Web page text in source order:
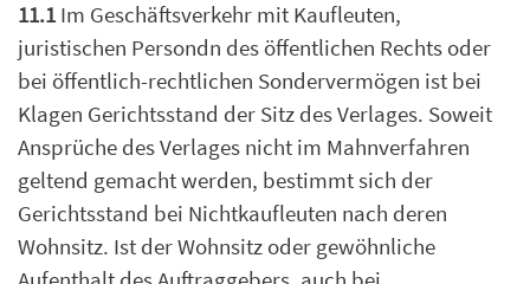
11.1 Im Geschäftsverkehr mit Kaufleuten,
juristischen Persondn des öffentlichen Rechts oder
bei öffentlich-rechtlichen Sondervermögen ist bei
Klagen Gerichtsstand der Sitz des Verlages. Soweit
Ansprüche des Verlages nicht im Mahnverfahren
geltend gemacht werden, bestimmtsich der
Gerichtsstand bei Nichtkaufleuten nach deren
Wohnsitz. Ist der Wohnsitz oder gewöhnliche